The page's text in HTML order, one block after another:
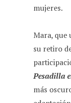
mujeres.
Mara, que
su retiro
Pesadilla
más